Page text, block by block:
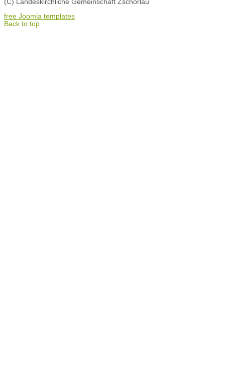
(C) Landeskirchliche Gemeinschaft Zschorlau
free Joomla templates
Back to top